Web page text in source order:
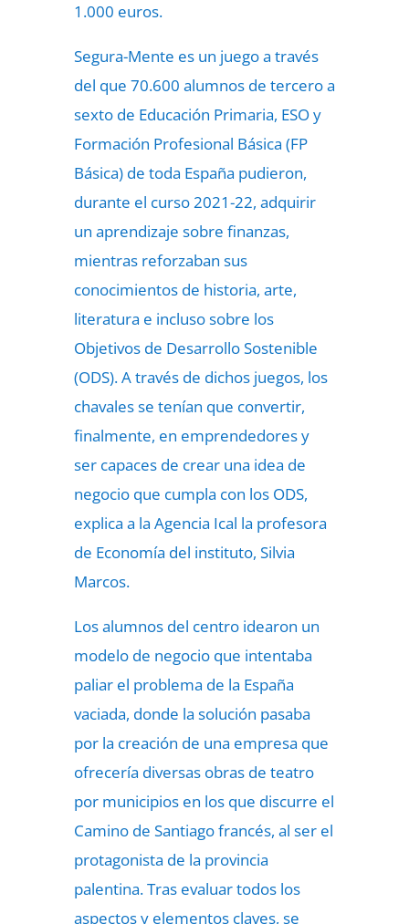
1.000 euros.
Segura-Mente es un juego a través
del que 70.600 alumnos de tercero a
sexto de Educación Primaria, ESO y
Formación Profesional Básica (FP
Básica) de toda España pudieron,
durante el curso 2021-22, adquirir
un aprendizaje sobre finanzas,
mientras reforzaban sus
conocimientos de historia, arte,
literatura e incluso sobre los
Objetivos de Desarrollo Sostenible
(ODS). A través de dichos juegos, los
chavales se tenían que convertir,
finalmente, en emprendedores y
ser capaces de crear una idea de
negocio que cumpla con los ODS,
explica a la Agencia Ical la profesora
de Economía del instituto, Silvia
Marcos.
Los alumnos del centro idearon un
modelo de negocio que intentaba
paliar el problema de la España
vaciada, donde la solución pasaba
por la creación de una empresa que
ofrecería diversas obras de teatro
por municipios en los que discurre el
Camino de Santiago francés, al ser el
protagonista de la provincia
palentina. Tras evaluar todos los
aspectos y elementos claves, se